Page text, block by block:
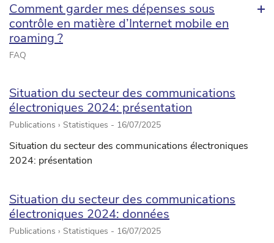
Comment garder mes dépenses sous
contrôle en matière d’Internet mobile en
roaming ?
FAQ
Situation du secteur des communications
électroniques 2024: présentation
Publications › Statistiques - 16/07/2025
Situation du secteur des communications électroniques
2024: présentation
Situation du secteur des communications
électroniques 2024: données
Publications › Statistiques - 16/07/2025